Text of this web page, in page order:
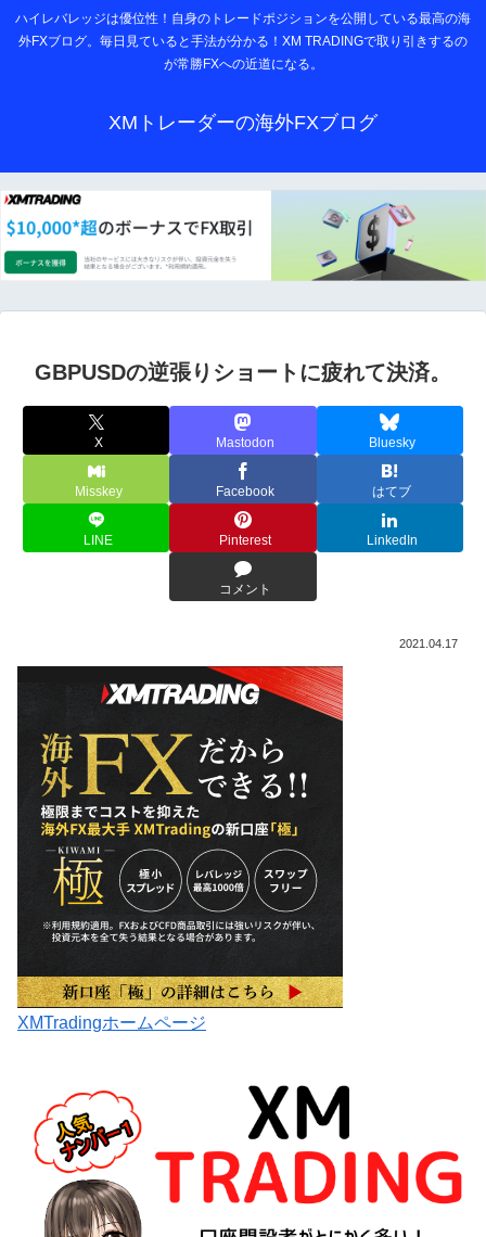
ハイレバレッジは優位性！自身のトレードポジションを公開している最高の海
外FXブログ。毎日見ていると手法が分かる！XM TRADINGで取り引きするの
が常勝FXへの近道になる。
XMトレーダーの海外FXブログ
GBPUSDの逆張りショートに疲れて決済。
X Mastodon Bluesky
Misskey Facebook はてブ
LINE Pinterest LinkedIn
コメント
2021.04.17
XMTradingホームページ